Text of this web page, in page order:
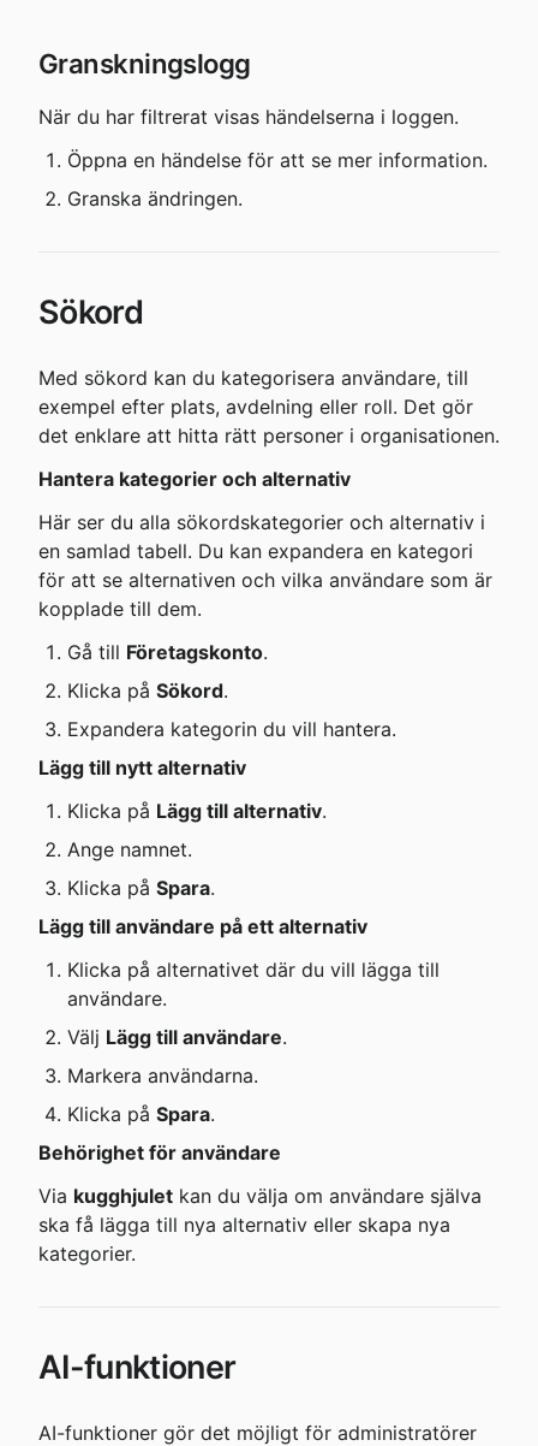
Granskningslogg
När du har filtrerat visas händelserna i loggen.
Öppna en händelse för att se mer information.
Granska ändringen.
Sökord
Med sökord kan du kategorisera användare, till
exempel efter plats, avdelning eller roll. Det gör
det enklare att hitta rätt personer i organisationen.
Hantera kategorier och alternativ
Här ser du alla sökordskategorier och alternativ i
en samlad tabell. Du kan expandera en kategori
för att se alternativen och vilka användare som är
kopplade till dem.
Gå till Företagskonto.
Klicka på Sökord.
Expandera kategorin du vill hantera.
Lägg till nytt alternativ
Klicka på Lägg till alternativ.
Ange namnet.
Klicka på Spara.
Lägg till användare på ett alternativ
Klicka på alternativet där du vill lägga till
användare.
Välj Lägg till användare.
Markera användarna.
Klicka på Spara.
Behörighet för användare
Via kugghjulet kan du välja om användare själva
ska få lägga till nya alternativ eller skapa nya
kategorier.
AI-funktioner
AI-funktioner gör det möjligt för administratörer